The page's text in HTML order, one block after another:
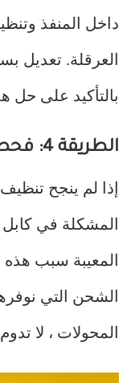
داخل المنفذ
العرقلة. تعديل
بالتأكيد على حل
الطريقة 4: فحص الكابلات
إذا لم ينجح
المشكلة في
المعيبة سبب هذه
الشحن التي
المحولات ، لا